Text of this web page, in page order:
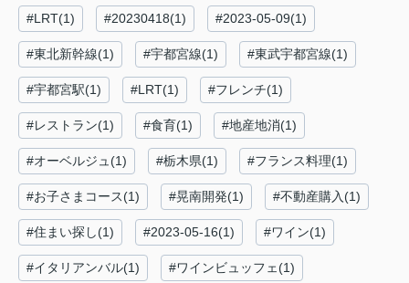
#LRT(1) #20230418(1) #2023-05-09(1)
#東北新幹線(1) #宇都宮線(1) #東武宇都宮線(1)
#宇都宮駅(1) #LRT(1) #フレンチ(1)
#レストラン(1) #食育(1) #地産地消(1)
#オーベルジュ(1) #栃木県(1) #フランス料理(1)
#お子さまコース(1) #晃南開発(1) #不動産購入(1)
#住まい探し(1) #2023-05-16(1) #ワイン(1)
#イタリアンバル(1) #ワインビュッフェ(1)